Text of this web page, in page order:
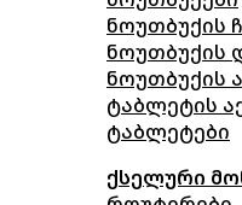
ნოუთბუქის
ნოუთბუქის
ნოუთბუქის
ტაბლეტის
ტაბლეტები
ქსელური